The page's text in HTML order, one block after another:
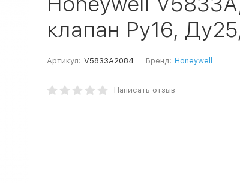
клапан Ру16,
Артикул: V5833A2084 Бренд: Honeywell
Написать отзыв